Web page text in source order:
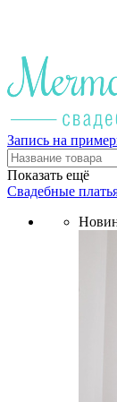
Запись на
Показать ещё
Свадебные